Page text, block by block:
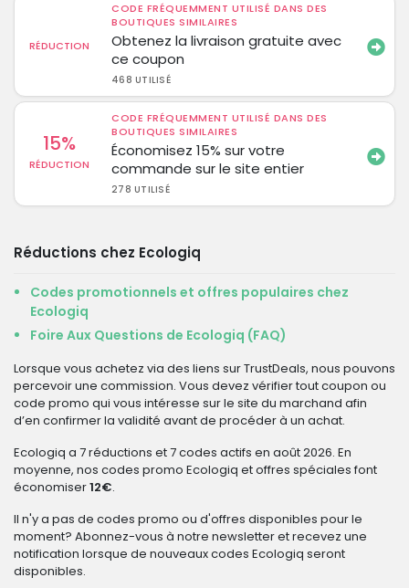
RÉDUCTION
CODE FRÉQUEMMENT UTILISÉ DANS DES
BOUTIQUES SIMILAIRES
Obtenez la livraison gratuite avec
ce coupon
468 UTILISÉ
15%
RÉDUCTION
CODE FRÉQUEMMENT UTILISÉ DANS DES
BOUTIQUES SIMILAIRES
Économisez 15% sur votre
commande sur le site entier
278 UTILISÉ
Réductions chez Ecologiq
Codes promotionnels et offres populaires chez
Ecologiq
Foire Aux Questions de Ecologiq (FAQ)
Lorsque vous achetez via des liens sur TrustDeals, nous pouvons
percevoir une commission. Vous devez vérifier tout coupon ou
code promo qui vous intéresse sur le site du marchand afin
d’en confirmer la validité avant de procéder à un achat.
Ecologiq a 7 réductions et 7 codes actifs en août 2026. En
moyenne, nos codes promo Ecologiq et offres spéciales font
économiser12€.
Il n'y a pas de codes promo ou d'offres disponibles pour le
moment? Abonnez-vous à notre newsletter et recevez une
notification lorsque de nouveaux codes Ecologiq seront
disponibles.